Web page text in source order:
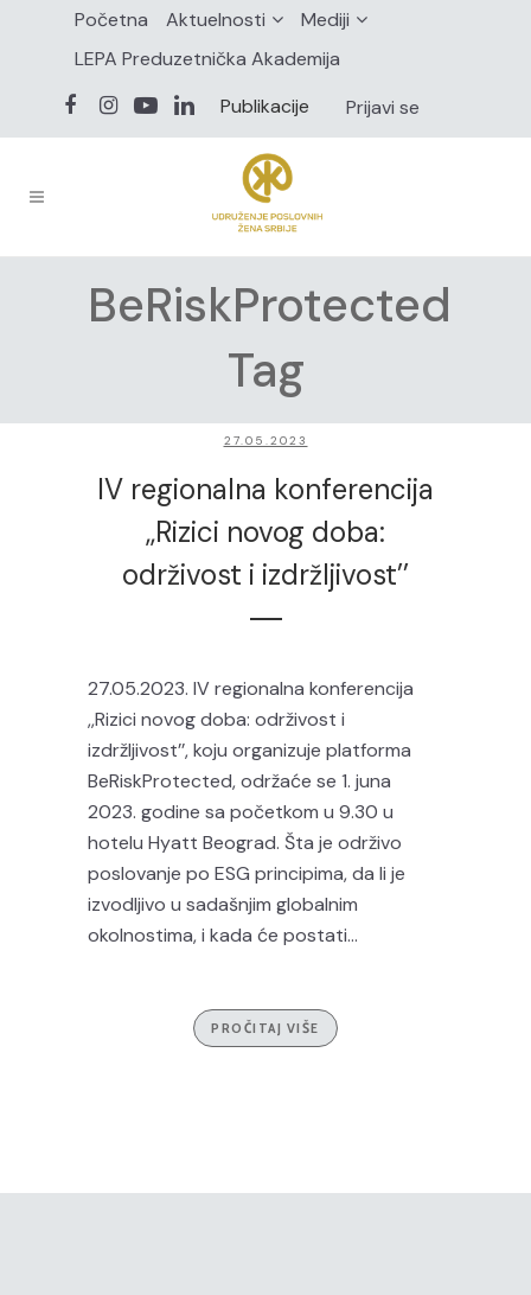
Početna Aktuelnosti
Mediji
LEPA Preduzetnička Akademija
Publikacije
Prijavi se
BeRiskProtected
Tag
27.05.2023
IV regionalna konferencija
,,Rizici novog doba:
održivost i izdržljivost’’
27.05.2023. IV regionalna konferencija
,,Rizici novog doba: održivost i
izdržljivost’’, koju organizuje platforma
BeRiskProtected, održaće se 1. juna
2023. godine sa početkom u 9.30 u
hotelu Hyatt Beograd. Šta je održivo
poslovanje po ESG principima, da li je
izvodljivo u sadašnjim globalnim
okolnostima, i kada će postati...
PROČITAJ VIŠE